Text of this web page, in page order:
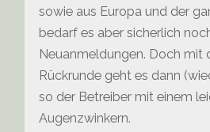
sowie aus Europa und der
bedarf es aber sicherlich
Neuanmeldungen. Doch mit
Rückrunde geht es dann
so der Betreiber mit einem
Augenzwinkern.